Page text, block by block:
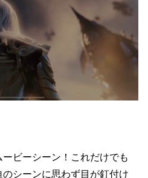
ビーシーン！これだけでも
シーンに思わず目が釘付け